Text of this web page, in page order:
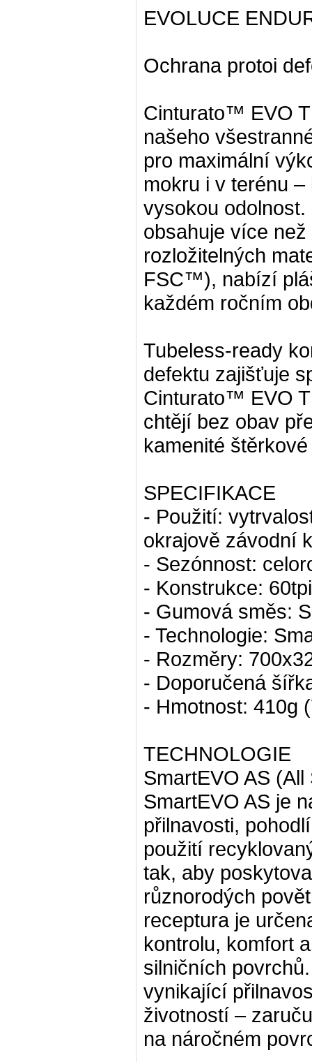
EVOLUCE
Ochrana protoi
Cinturato™ EVO
našeho
pro maximální
mokru i v terénu
vysokou
obsahuje více
rozložitelných
FSC™), nabízí
každém ročním
Tubeless-ready
defektu zajišťuje
Cinturato™ EVO
chtějí bez obav
kamenité
SPECIFIKACE
- Použití:
okrajově závodní
- Sezónnost:
- Konstrukce:
- Gumová směs:
- Technologie:
- Rozměry:
- Doporučená
- Hmotnost: 410g
TECHNOLOGIE
SmartEVO AS
SmartEVO AS je
přilnavosti,
použití
tak, aby
různorodých
receptura je
kontrolu, komfort
silničních
vynikající
životností –
na náročném